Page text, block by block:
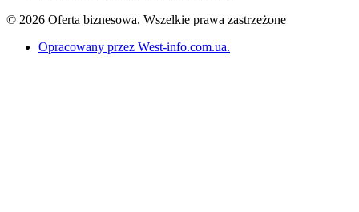
© 2026 Oferta biznesowa. Wszelkie prawa zastrzeżone
Opracowany przez West-info.com.ua.